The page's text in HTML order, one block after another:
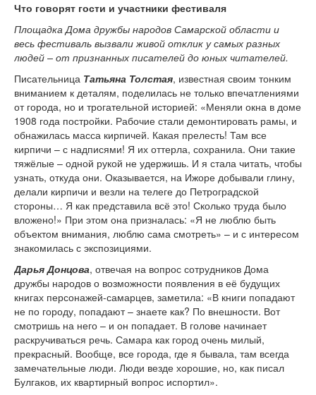
Что говорят гости и участники фестиваля
Площадка Дома дружбы народов Самарской области и
весь фестиваль вызвали живой отклик у самых разных
людей – от признанных писателей до юных читателей.
Писательница Татьяна Толстая, известная своим тонким
вниманием к деталям, поделилась не только впечатлениями
от города, но и трогательной историей: «Меняли окна в доме
1908 года постройки. Рабочие стали демонтировать рамы, и
обнажилась масса кирпичей. Какая прелесть! Там все
кирпичи – с надписями! Я их оттерла, сохранила. Они такие
тяжёлые – одной рукой не удержишь. И я стала читать, чтобы
узнать, откуда они. Оказывается, на Ижоре добывали глину,
делали кирпичи и везли на телеге до Петроградской
стороны… Я как представила всё это! Сколько труда было
вложено!» При этом она призналась: «Я не люблю быть
объектом внимания, люблю сама смотреть» – и с интересом
знакомилась с экспозициями.
Дарья Донцова, отвечая на вопрос сотрудников Дома
дружбы народов о возможности появления в её будущих
книгах персонажей-самарцев, заметила: «В книги попадают
не по городу, попадают – знаете как? По внешности. Вот
смотришь на него – и он попадает. В голове начинает
раскручиваться речь. Самара как город очень милый,
прекрасный. Вообще, все города, где я бывала, там всегда
замечательные люди. Люди везде хорошие, но, как писал
Булгаков, их квартирный вопрос испортил».